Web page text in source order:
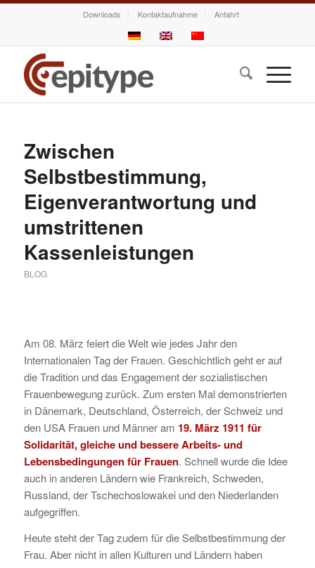
Downloads Kontaktaufnahme Anfahrt
Zwischen
Selbstbestimmung,
Eigenverantwortung und
umstrittenen
Kassenleistungen
BLOG
Am 08. März feiert die Welt wie jedes Jahr den
Internationalen Tag der Frauen. Geschichtlich geht er auf
die Tradition und das Engagement der sozialistischen
Frauenbewegung zurück. Zum ersten Mal demonstrierten
in Dänemark, Deutschland, Österreich, der Schweiz und
den USA Frauen und Männer am 19. März 1911 für
Solidarität, gleiche und bessere Arbeits- und
Lebensbedingungen für Frauen. Schnell wurde die Idee
auch in anderen Ländern wie Frankreich, Schweden,
Russland, der Tschechoslowakei und den Niederlanden
aufgegriffen.
Heute steht der Tag zudem für die Selbstbestimmung der
Frau. Aber nicht in allen Kulturen und Ländern haben